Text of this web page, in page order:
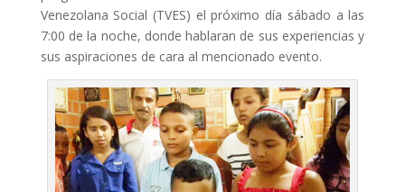
Venezolana Social (TVES) el próximo día sábado a las
7:00 de la noche, donde hablaran de sus experiencias y
sus aspiraciones de cara al mencionado evento.